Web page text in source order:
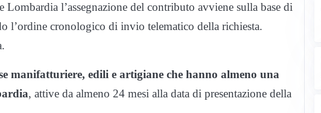
l’assegnazione del contributo avviene sulla base di
l’ordine cronologico di invio telematico della richiesta.
manifatturiere, edili e artigiane che hanno almeno una
, attive da almeno 24 mesi alla data di presentazione della